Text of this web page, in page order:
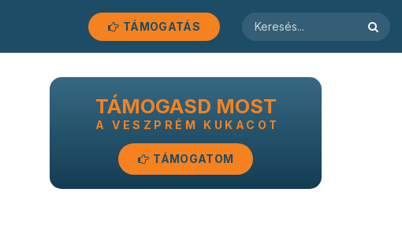
TÁMOGATÁS
TÁMOGASD MOST
A VESZPRÉM KUKACOT
TÁMOGATOM